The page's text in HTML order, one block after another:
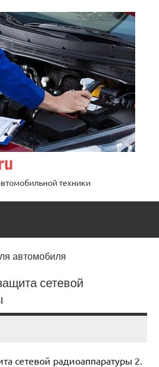
техники
автомобиля
сетевой
сетевой радиоаппаратуры 2.